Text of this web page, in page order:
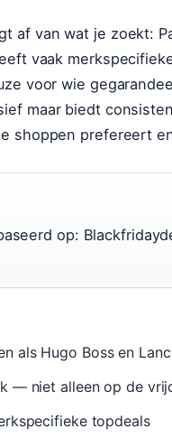
af van wat je zoekt:
vaak
voor wie
maar biedt
shoppen prefereert
op:
als Hugo Boss en
— niet alleen op de
topdeals